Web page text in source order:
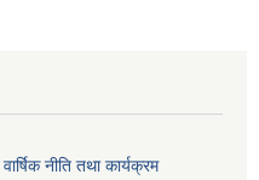
नीति तथा कार्यक्रम